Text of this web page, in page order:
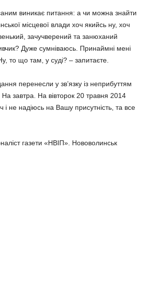
виникає питання: а чи можна знайти
місцевої влади хоч якийсь ну, хоч
зачучверений та занюханий
Дуже сумніваюсь. Принаймні мені
то що там, у суді? – запитаєте.
перенесли у зв’язку із неприбуттям
На завтра. На вівторок 20 травня 2014
і не надіюсь на Вашу присутність, та все
газети «НВІП». Нововолинськ